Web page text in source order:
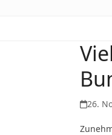
26.